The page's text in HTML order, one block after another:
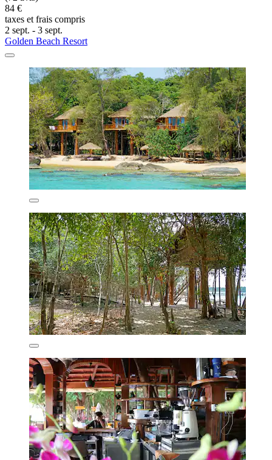
84 €
taxes et frais compris
2 sept. - 3 sept.
Golden Beach Resort